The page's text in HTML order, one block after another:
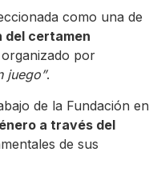
como una de
del certamen
por
juego”.
de la Fundación en
a través del
de sus